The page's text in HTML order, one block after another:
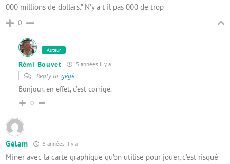
000 millions de dollars.” N’y a t il pas 000 de trop
0
Auteur
Rémi Bouvet 5 années il y a
Reply to gégé
Bonjour, en effet, c’est corrigé.
0
Gélam 5 années il y a
Miner avec la carte graphique qu’on utilise pour jouer, c’est risqué